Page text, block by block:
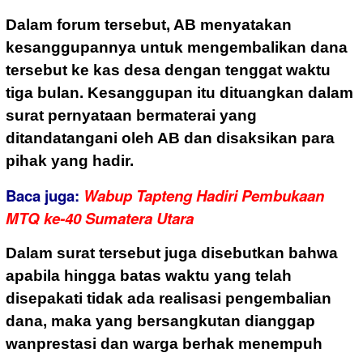
Dalam forum tersebut, AB menyatakan
kesanggupannya untuk mengembalikan dana
tersebut ke kas desa dengan tenggat waktu
tiga bulan. Kesanggupan itu dituangkan dalam
surat pernyataan bermaterai yang
ditandatangani oleh AB dan disaksikan para
pihak yang hadir.
Baca juga: Wabup Tapteng Hadiri Pembukaan
MTQ ke-40 Sumatera Utara
Dalam surat tersebut juga disebutkan bahwa
apabila hingga batas waktu yang telah
disepakati tidak ada realisasi pengembalian
dana, maka yang bersangkutan dianggap
wanprestasi dan warga berhak menempuh